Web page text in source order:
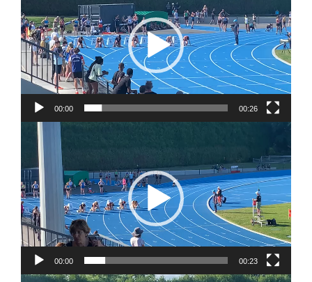
00:00 00:26
Lecteur
vidéo
00:00 00:23